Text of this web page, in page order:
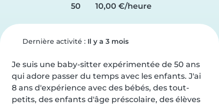
50
10,00 €/heure
Dernière activité : Il y a 3 mois
Je suis une baby-sitter expérimentée de 50 ans
qui adore passer du temps avec les enfants. J'ai
8 ans d'expérience avec des bébés, des tout-
petits, des enfants d'âge préscolaire, des élèves